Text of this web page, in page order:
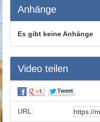
Anhänge
Es gibt keine Anhänge
Video teilen
URL: